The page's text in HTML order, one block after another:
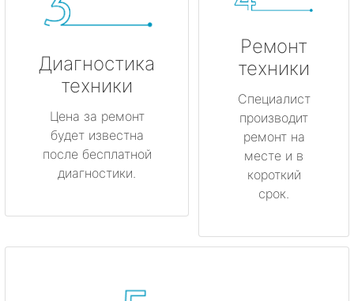
Диагностика
техники
Цена за ремонт
будет известна
после бесплатной
диагностики.
Ремонт
техники
Специалист
производит
ремонт на
месте и в
короткий
срок.